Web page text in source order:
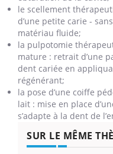
le scellement
d’une petite carie -
matériau fluide;
la pulpotomie
mature : retrait d’une
dent cariée en
régénérant;
la pose d’une coiffe
lait : mise en place
s’adapte à la dent de
SUR LE MÊME